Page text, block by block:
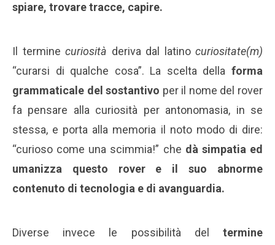
spiare, trovare tracce, capire.
Il termine curiosità deriva dal latino curiositate(m)
“curarsi di qualche cosa”. La scelta della forma
grammaticale del sostantivo per il nome del rover
fa pensare alla curiosità per antonomasia, in se
stessa, e porta alla memoria il noto modo di dire:
“curioso come una scimmia!” che dà simpatia ed
umanizza questo rover e il suo abnorme
contenuto di tecnologia e di avanguardia.
Diverse invece le possibilità del termine